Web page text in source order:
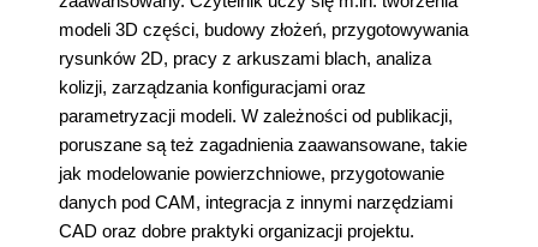
modeli 3D części, budowy złożeń, przygotowywania
rysunków 2D, pracy z arkuszami blach, analiza
kolizji, zarządzania konfiguracjami oraz
parametryzacji modeli. W zależności od publikacji,
poruszane są też zagadnienia zaawansowane, takie
jak modelowanie powierzchniowe, przygotowanie
danych pod CAM, integracja z innymi narzędziami
CAD oraz dobre praktyki organizacji projektu.